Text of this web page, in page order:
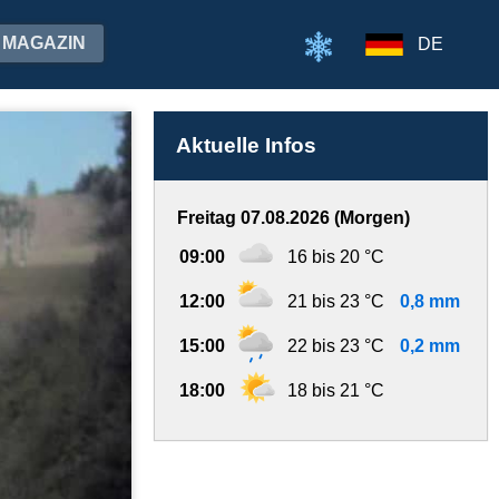
MAGAZIN DE
Aktuelle Infos
Freitag 07.08.2026 (Morgen)
09:00 16 bis 20 °C
12:00 21 bis 23 °C 0,8 mm
15:00 22 bis 23 °C 0,2 mm
18:00 18 bis 21 °C